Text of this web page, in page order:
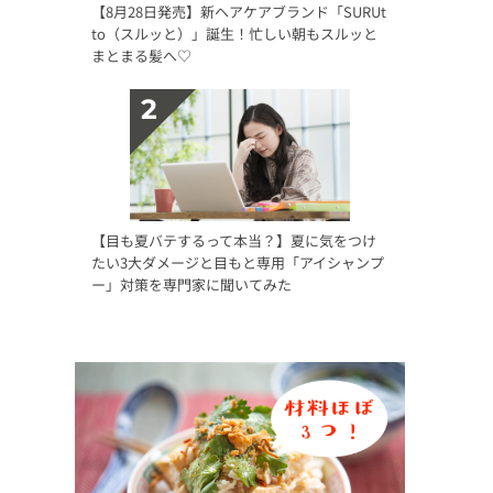
【8月28日発売】新ヘアケアブランド「SURUt
to（スルッと）」誕生！忙しい朝もスルッと
まとまる髪へ♡
【目も夏バテするって本当？】夏に気をつけ
たい3大ダメージと目もと専用「アイシャンプ
ー」対策を専門家に聞いてみた